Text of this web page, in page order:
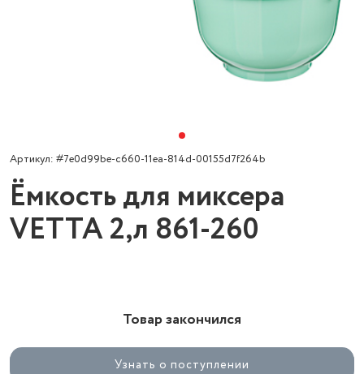
Артикул: #7e0d99be-c660-11ea-814d-00155d7f264b
Ёмкость для миксера
VETTA 2,л 861-260
Товар закончился
Узнать о поступлении